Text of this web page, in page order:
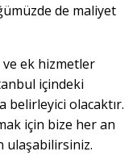
de maliyet
ve ek hizmetler
içindeki
belirleyici olacaktır.
için bize her an
ulaşabilirsiniz.